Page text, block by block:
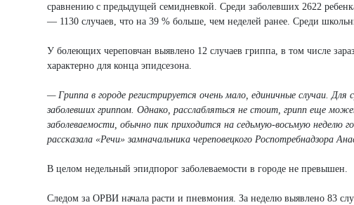
сравнению с предыдущей семидневкой. Среди заболевших 2622
— 1130 случаев, что на 39 % больше, чем неделей ранее. Среди
У болеющих череповчан выявлено 12 случаев гриппа, в том числе
характерно для конца эпидсезона.
— Гриппа в городе регистрируется очень мало, единичные случаи.
заболевших гриппом. Однако, расслабляться не стоит, грипп еще
заболеваемости, обычно пик приходится на седьмую-восьмую
рассказала «Речи» замначальника череповецкого Роспотребнадзора
В целом недельный эпидпорог заболеваемости в городе не превышен.
Следом за ОРВИ начала расти и пневмония. За неделю выявлено 83